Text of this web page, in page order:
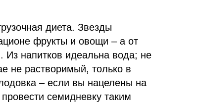
диета. Звезды
фрукты и овощи – а от
Из напитков идеальна вода; не
не растворимый, только в
– если вы нацелены на
семидневку таким